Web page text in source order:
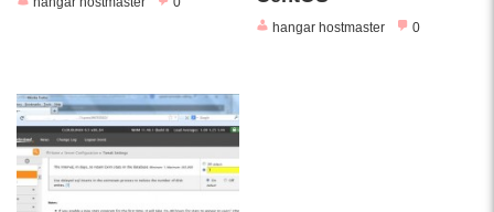
hangar hostmaster 0